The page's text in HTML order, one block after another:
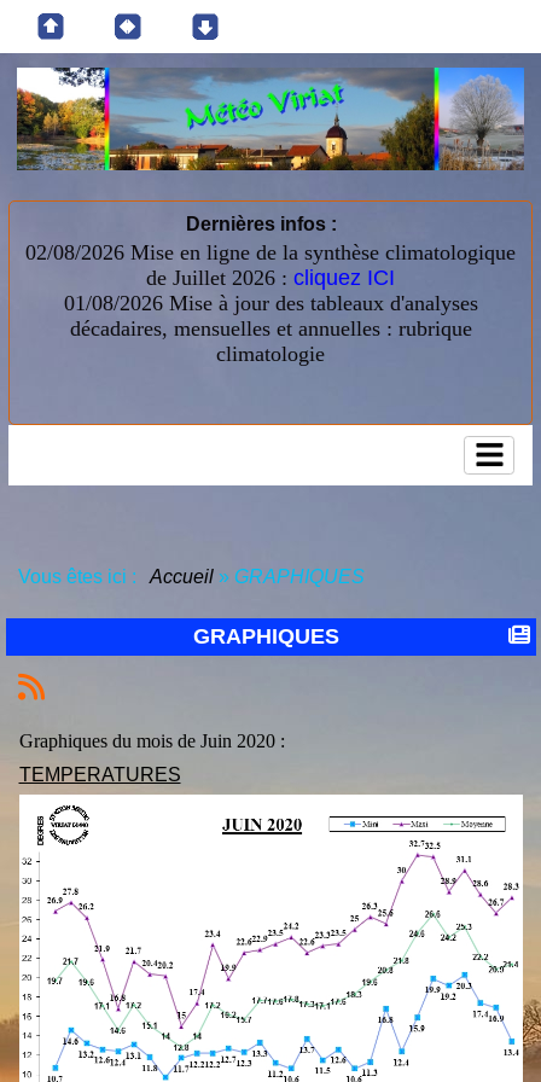
Dernières infos :
02/08/2026 Mise en ligne de la synthèse climatologique
de Juillet 2026 : cliquez ICI
01/08/2026 Mise à jour des tableaux d'analyses
décadaires, mensuelles et annuelles : rubrique
climatologie
Vous êtes ici : Accueil » GRAPHIQUES
GRAPHIQUES
Graphiques du mois de Juin 2020 :
TEMPERATURES